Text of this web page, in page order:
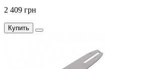
2 409 грн
Купить